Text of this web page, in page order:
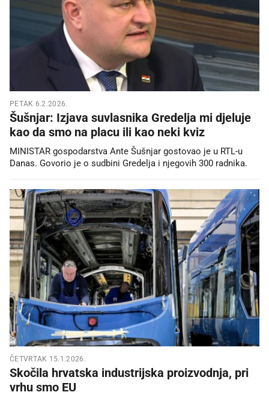
PETAK 6.2.2026.
Šušnjar: Izjava suvlasnika Gredelja mi djeluje
kao da smo na placu ili kao neki kviz
MINISTAR gospodarstva Ante Šušnjar gostovao je u RTL-u
Danas. Govorio je o sudbini Gredelja i njegovih 300 radnika.
ČETVRTAK 15.1.2026.
Skočila hrvatska industrijska proizvodnja, pri
vrhu smo EU